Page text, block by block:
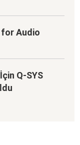
for Audio
Q-SYS